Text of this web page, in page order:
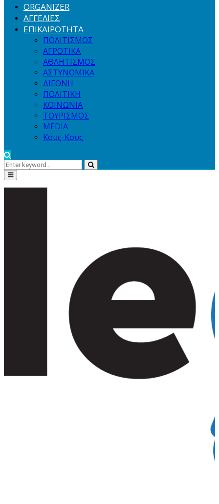
ORGANIZER
ΑΓΓΕΛΙΕΣ
ΕΠΙΚΑΙΡΟΤΗΤΑ
ΠΟΛΙΤΙΣΜΟΣ
ΑΓΡΟΤΙΚΑ
ΑΘΛΗΤΙΣΜΟΣ
ΑΣΤΥΝΟΜΙΚΑ
ΔΙΕΘΝΗ
ΠΟΛΙΤΙΚΗ
ΚΟΙΝΩΝΙΑ
ΤΟΥΡΙΣΜΟΣ
MEDIA
Κους-Κους
Search
for:
Search
Primary
Menu